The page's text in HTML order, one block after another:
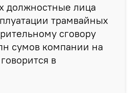
должностные лица
трамвайных
сговору
сумов компании на
в